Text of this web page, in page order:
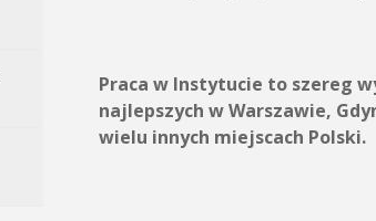
Praca w Instytucie to szereg
najlepszych w Warszawie,
wielu innych miejscach Polski.